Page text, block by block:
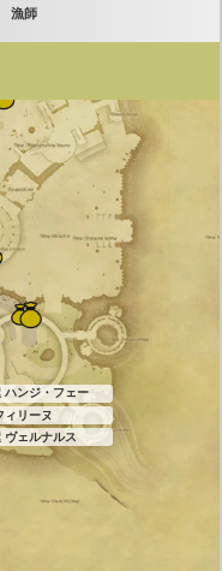
漁師
ハンジ・フェー
ィリーヌ
ヴェルナルス